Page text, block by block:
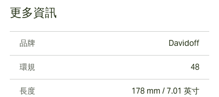
更多資訊
品牌 Davidoff
環規 48
長度 178 mm / 7.01 英寸